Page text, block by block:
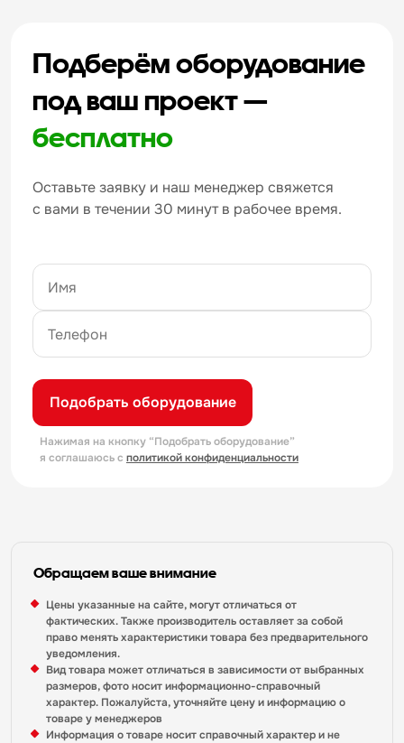
Подберём оборудование
под ваш проект —
бесплатно
Оставьте заявку и наш менеджер свяжется
с вами в течении 30 минут в рабочее время.
Подобрать оборудование
Нажимая на кнопку “Подобрать оборудование”
я соглашаюсь с политикой конфиденциальности
Обращаем ваше внимание
Цены указанные на сайте, могут отличаться от
фактических. Также производитель оставляет за собой
право менять характеристики товара без предварительного
уведомления.
Вид товара может отличаться в зависимости от выбранных
размеров, фото носит информационно-справочный
характер. Пожалуйста, уточняйте цену и информацию о
товаре у менеджеров
Информация о товаре носит справочный характер и не